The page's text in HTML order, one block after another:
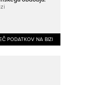
PODATKOV NA BIZI